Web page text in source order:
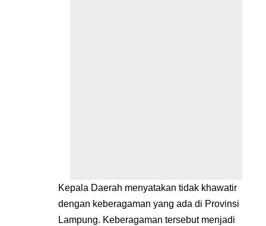
Kepala Daerah menyatakan tidak khawatir
dengan keberagaman yang ada di Provinsi
Lampung. Keberagaman tersebut menjadi